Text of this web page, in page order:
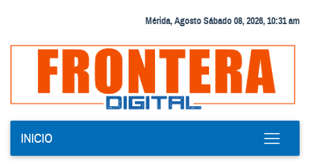
Mérida, Agosto Sábado 08, 2026, 10:31 am
INICIO